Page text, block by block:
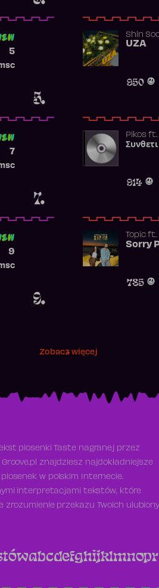
5.
5
msc
Shin
UZA
950
7.
7
msc
Pikosft.
914
9.
9
msc
Topicft.
Sorry
785
Zobacz więcej
piosenki Taste nagranej przez
znajdziesz najdokładniejsze
w polskim Internecie.
interpretacjami tekstów, które
zrozumienie przekazu Twoich
abcdefghijklmnopr